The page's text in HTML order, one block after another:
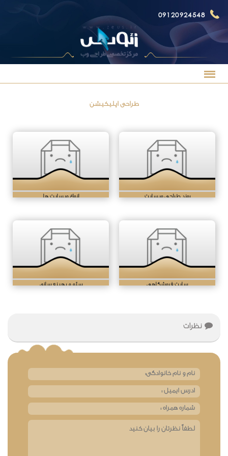
09120924548
طراحی اپلیکیشن
انواع وبسایت ها روند طراحی وبسایت
سئو و بهینه سازی سایت فروشگاهی
نظرات